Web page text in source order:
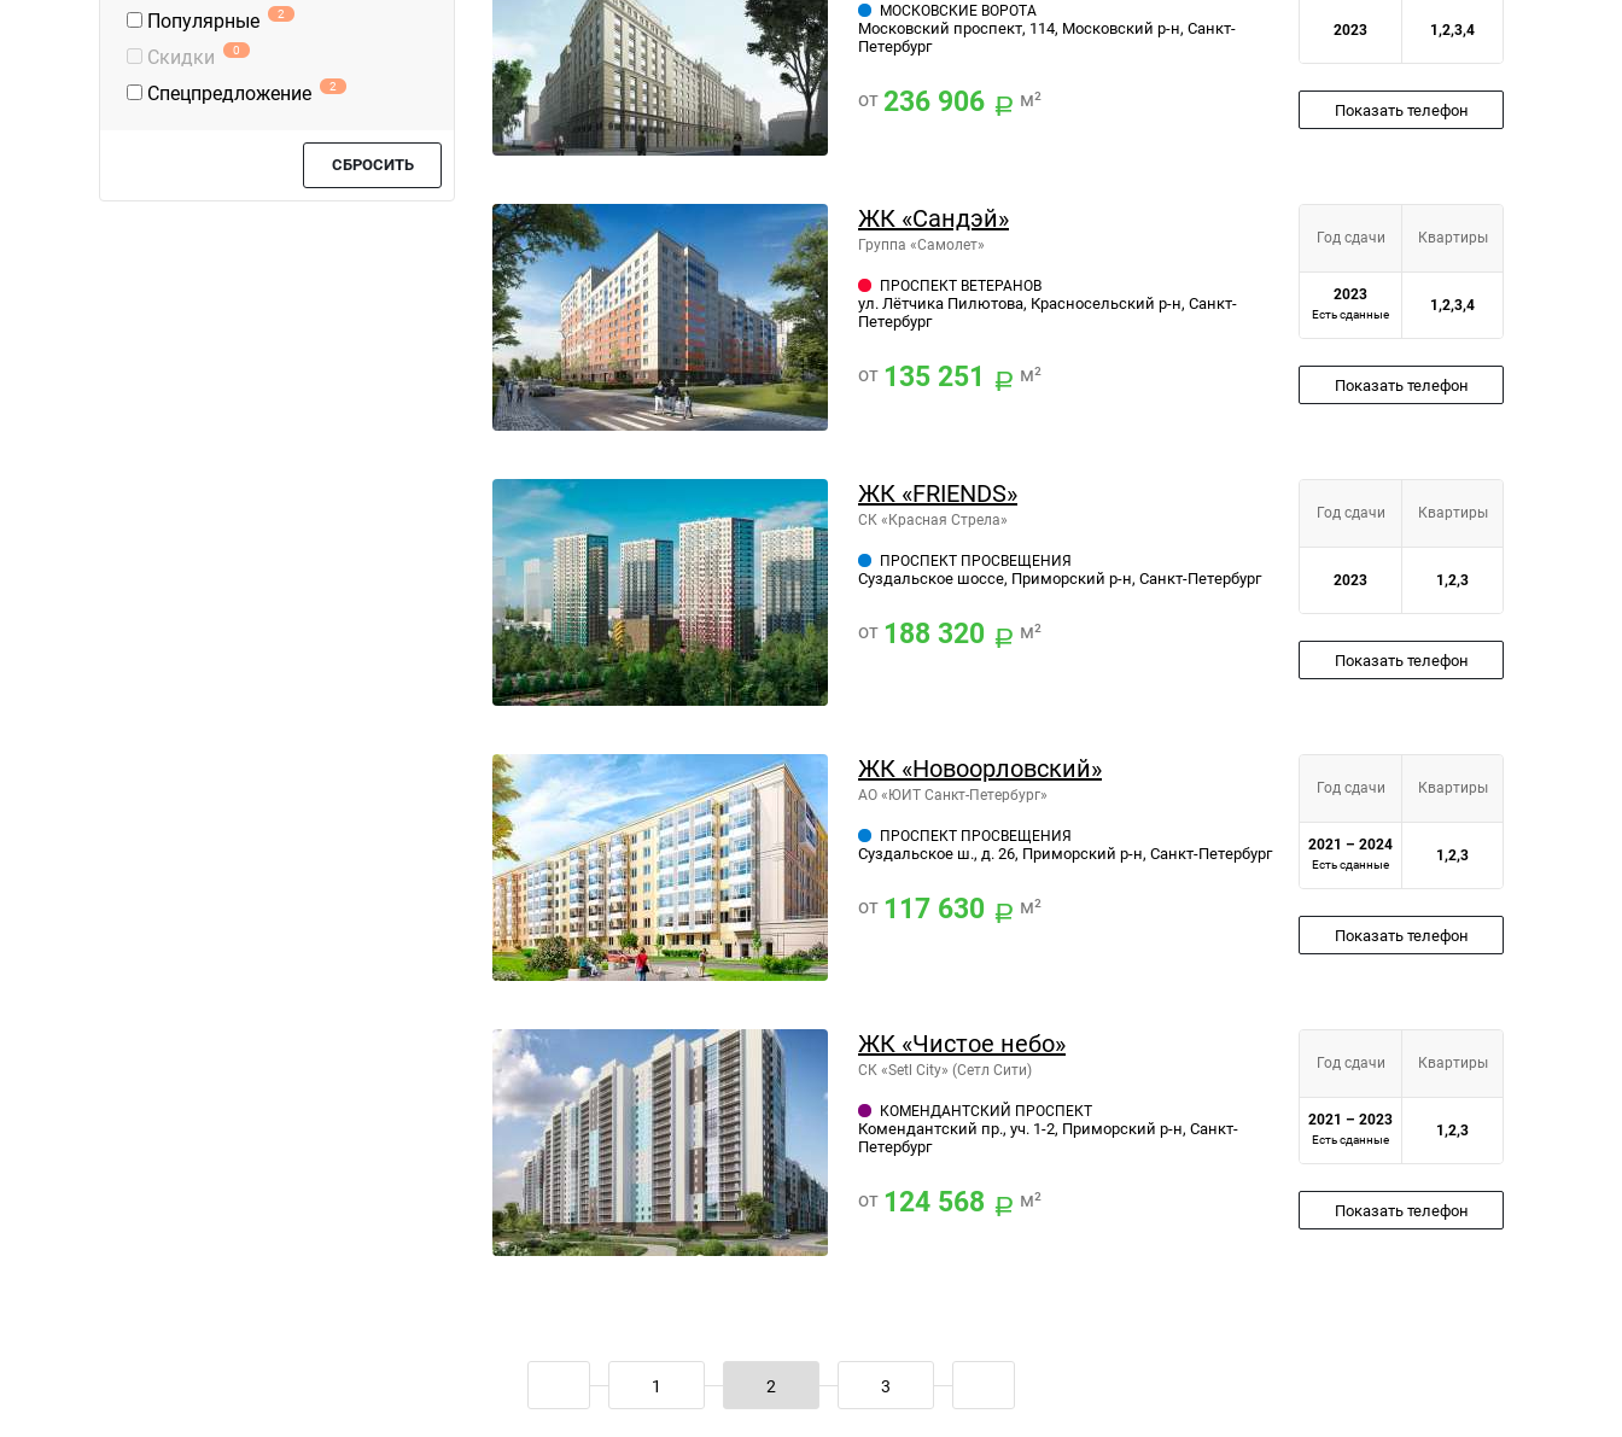
Популярные 2
Скидки 0
Спецпредложение 2
СБРОСИТЬ
МОСКОВСКИЕ ВОРОТА
Московский проспект, 114, Московский р-н, Санкт-
Петербург
от 236 906 м²
2023 1,2,3,4
Показать телефон
ЖК «Сандэй»
Группа «Самолет»
ПРОСПЕКТ ВЕТЕРАНОВ
ул. Лётчика Пилютова, Красносельский р-н, Санкт-
Петербург
от 135 251 м²
Год сдачи Квартиры
2023
Есть сданные
1,2,3,4
Показать телефон
ЖК «FRIENDS»
СК «Красная Стрела»
ПРОСПЕКТ ПРОСВЕЩЕНИЯ
Суздальское шоссе, Приморский р-н, Санкт-Петербург
от 188 320 м²
Год сдачи Квартиры
2023 1,2,3
Показать телефон
ЖК «Новоорловский»
АО «ЮИТ Санкт-Петербург»
ПРОСПЕКТ ПРОСВЕЩЕНИЯ
Суздальское ш., д. 26, Приморский р-н, Санкт-Петербург
от 117 630 м²
Год сдачи Квартиры
2021 – 2024
Есть сданные
1,2,3
Показать телефон
ЖК «Чистое небо»
СК «Setl City» (Сетл Сити)
КОМЕНДАНТСКИЙ ПРОСПЕКТ
Комендантский пр., уч. 1-2, Приморский р-н, Санкт-
Петербург
от 124 568 м²
Год сдачи Квартиры
2021 – 2023
Есть сданные
1,2,3
Показать телефон
1 2 3